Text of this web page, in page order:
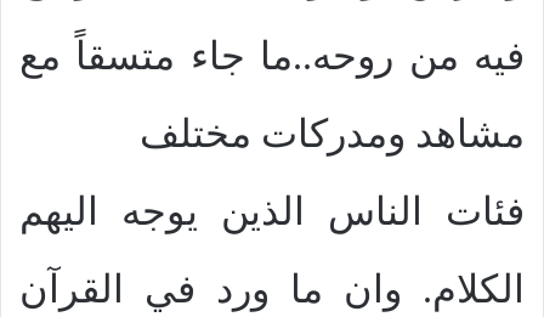
فيه من روحه..ما جاء متسقاً مع
مشاهد ومدركات مختلف
فئات الناس الذين يوجه اليهم
الكلام. وان ما ورد في القرآن